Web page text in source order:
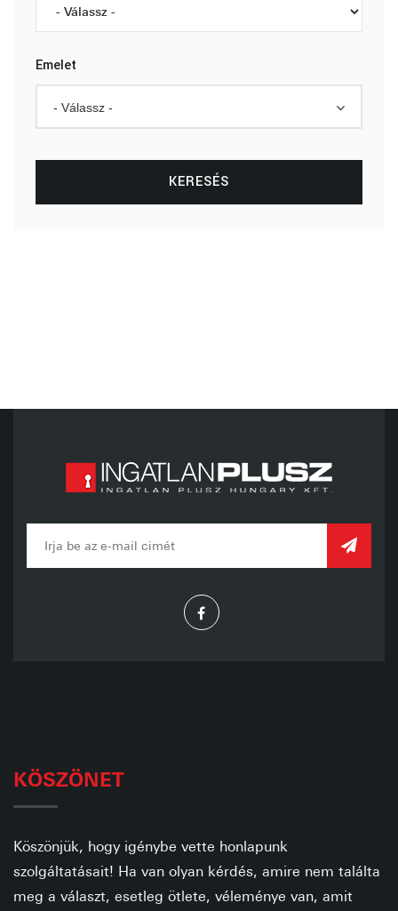
Emelet
- Válassz -
KERESÉS
KÖSZÖNET
Köszönjük, hogy igénybe vette honlapunk
szolgáltatásait! Ha van olyan kérdés, amire nem találta
meg a választ, esetleg ötlete, véleménye van, amit